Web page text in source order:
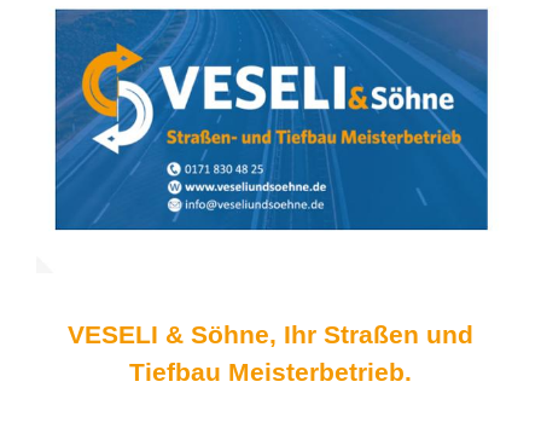
VESELI & Söhne, Ihr Straßen und
Tiefbau Meisterbetrieb.